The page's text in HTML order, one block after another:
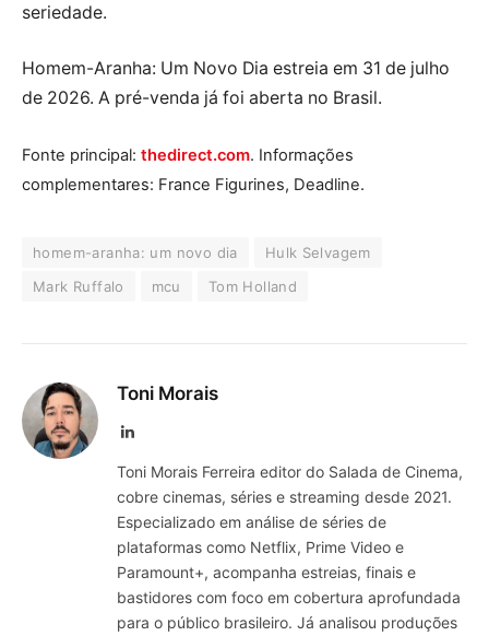
seriedade.
Homem-Aranha: Um Novo Dia estreia em 31 de julho
de 2026. A pré-venda já foi aberta no Brasil.
Fonte principal: thedirect.com. Informações
complementares: France Figurines, Deadline.
homem-aranha: um novo dia
Hulk Selvagem
Mark Ruffalo
mcu Tom Holland
Toni Morais
LinkedIn
Toni Morais Ferreira editor do Salada de Cinema,
cobre cinemas, séries e streaming desde 2021.
Especializado em análise de séries de
plataformas como Netflix, Prime Video e
Paramount+, acompanha estreias, finais e
bastidores com foco em cobertura aprofundada
para o público brasileiro. Já analisou produções